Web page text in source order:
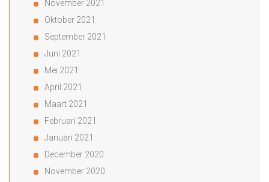
November 2021
Oktober 2021
September 2021
Juni 2021
Mei 2021
April 2021
Maart 2021
Februari 2021
Januari 2021
December 2020
November 2020